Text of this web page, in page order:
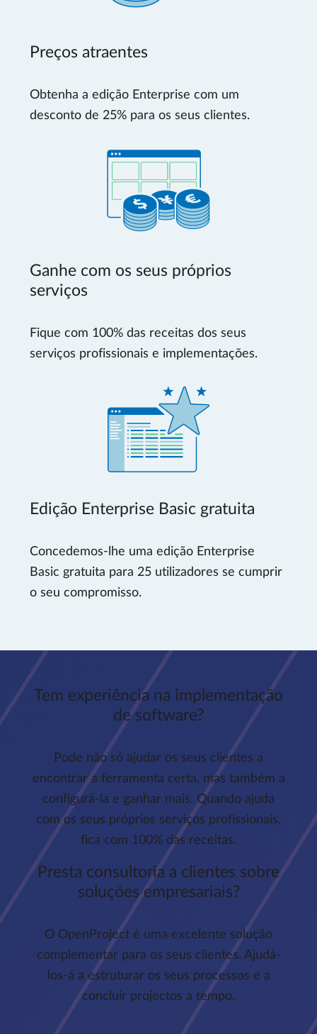
Preços atraentes
Obtenha a edição Enterprise com um
desconto de 25% para os seus clientes.
Ganhe com os seus próprios
serviços
Fique com 100% das receitas dos seus
serviços profissionais e implementações.
Edição Enterprise Basic gratuita
Concedemos-lhe uma edição Enterprise
Basic gratuita para 25 utilizadores se cumprir
o seu compromisso.
Tem experiência na implementação
de software?
Pode não só ajudar os seus clientes a
encontrar a ferramenta certa, mas também a
configurá-la e ganhar mais. Quando ajuda
com os seus próprios serviços profissionais,
fica com 100% das receitas.
Presta consultoria a clientes sobre
soluções empresariais?
O OpenProject é uma excelente solução
complementar para os seus clientes. Ajudá-
los-á a estruturar os seus processos e a
concluir projectos a tempo.